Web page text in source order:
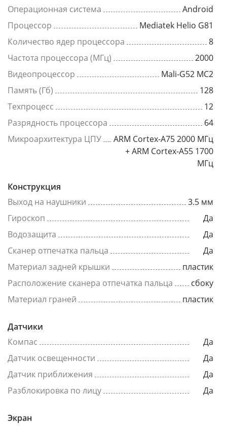
Операционная система
Android
Процессор
Mediatek Helio G81
Количество ядер процессора
8
Частота процессора (МГц)
2000
Видеопроцессор
Mali-G52 MC2
Память (Гб)
128
Техпроцесс
12
Разрядность процессора
64
Микроархитектура ЦПУ
ARM Cortex-A75 2000 МГц
+ ARM Cortex-A55 1700
МГц
Конструкция
Выход на наушники
3.5 мм
Гироскоп
Да
Водозащита
Да
Сканер отпечатка пальца
Да
Материал задней крышки
пластик
Расположение сканера отпечатка пальца
сбоку
Материал граней
пластик
Датчики
Компас
Да
Датчик освещенности
Да
Датчик приближения
Да
Разблокировка по лицу
Да
Экран